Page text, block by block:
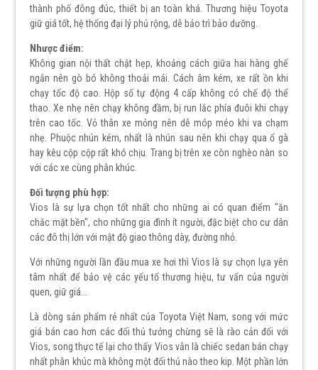
thành phố đông đúc, thiết bị an toàn khá. Thương hiệu Toyota
giữ giá tốt, hệ thống đại lý phủ rộng, dễ bảo trì bảo dưỡng.
Nhược điểm:
Không gian nội thất chật hẹp, khoảng cách giữa hai hàng ghế
ngắn nên gò bó không thoải mái. Cách âm kém, xe rất ồn khi
chạy tốc độ cao. Hộp số tự động 4 cấp không có chế độ thể
thao. Xe nhẹ nên chạy không đầm, bị run lắc phía đuôi khi chạy
trên cao tốc. Vỏ thân xe mỏng nên dễ móp méo khi va chạm
nhẹ. Phuộc nhún kém, nhất là nhún sau nên khi chạy qua ổ gà
hay kêu cộp cộp rất khó chịu. Trang bị trên xe còn nghèo nàn so
với các xe cùng phân khúc.
Đối tượng phù hợp:
Vios là sự lựa chọn tốt nhất cho những ai có quan điểm "ăn
chắc mặt bền", cho những gia đình ít người, đặc biệt cho cư dân
các đô thị lớn với mật độ giao thông dày, đường nhỏ.
Với những người lần đầu mua xe hơi thì Vios là sự chọn lựa yên
tâm nhất để bảo vệ các yếu tố thương hiệu, tư vấn của người
quen, giữ giá...
Là dòng sản phẩm rẻ nhất của Toyota Việt Nam, song với mức
giá bán cao hơn các đối thủ tưởng chừng sẽ là rào cản đối với
Vios, song thực tế lại cho thấy Vios vẫn là chiếc sedan bán chạy
nhất phân khúc mà không một đối thủ nào theo kip. Một phần lớn